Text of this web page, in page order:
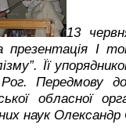
13
презентація І
Її
Передмову
обласної
наук Олександр